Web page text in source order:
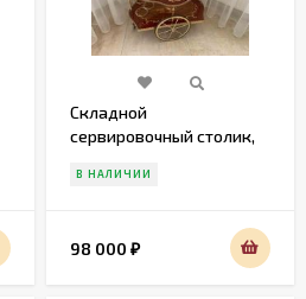
Складной
сервировочный столик,
В НАЛИЧИИ
98 000 ₽